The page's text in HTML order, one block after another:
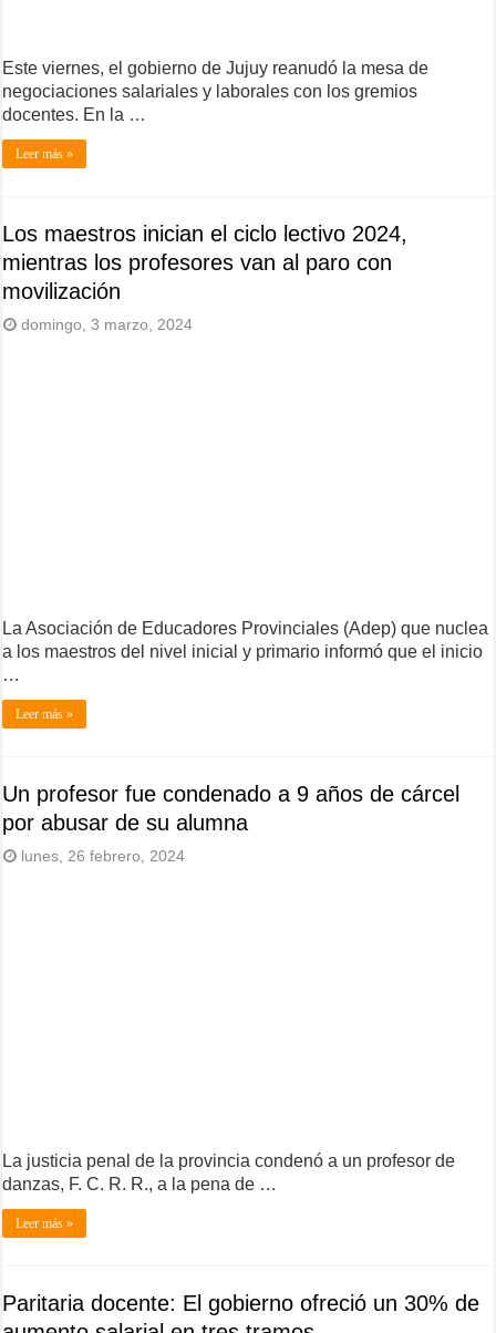
Este viernes, el gobierno de Jujuy reanudó la mesa de
negociaciones salariales y laborales con los gremios
docentes. En la …
Leer más »
Los maestros inician el ciclo lectivo 2024,
mientras los profesores van al paro con
movilización
domingo, 3 marzo, 2024
La Asociación de Educadores Provinciales (Adep) que nuclea
a los maestros del nivel inicial y primario informó que el inicio
…
Leer más »
Un profesor fue condenado a 9 años de cárcel
por abusar de su alumna
lunes, 26 febrero, 2024
La justicia penal de la provincia condenó a un profesor de
danzas, F. C. R. R., a la pena de …
Leer más »
Paritaria docente: El gobierno ofreció un 30% de